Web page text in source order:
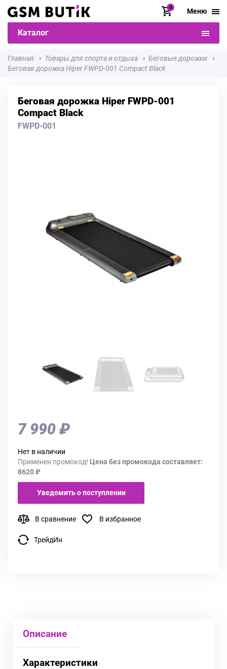
0 Меню
Каталог
Главная Товары для спорта и отдыха
Беговые дорожки
Беговая дорожка Hiper FWPD-001 Compact Black
Беговая дорожка Hiper FWPD-001
Compact Black
FWPD-001
7 990 ₽
Нет в наличии
Применен промокод! Цена без промокода составляет:
8620 ₽
Уведомить о поступлении
В сравнение В избранное
ТрейдИн
Описание
Характеристики